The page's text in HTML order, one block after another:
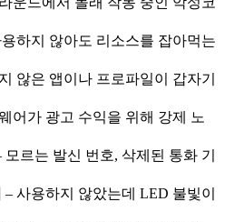
하지 않아도 리소스를 잡아먹는
않은 앱이나 프로파일이 갑자기
어가 광고 수익을 위해 강제 노
모르는 발신 번호, 삭제된 통화 기
– 사용하지 않았는데 LED 불빛이